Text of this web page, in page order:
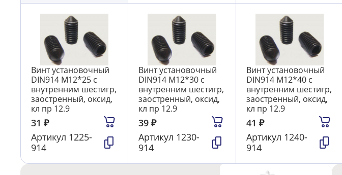
Винт установочный
DIN914 М12*25 с
внутренним шестигр,
заостренный, оксид,
кл пр 12.9
31 ₽
Артикул 1225-
914
Винт установочный
DIN914 М12*30 с
внутренним шестигр,
заостренный, оксид,
кл пр 12.9
39₽
Артикул 1230-
914
Винт установочный
DIN914 М12*40 с
внутренним шестигр,
заостренный, оксид,
кл пр 12.9
41 ₽
Артикул 1240-
914